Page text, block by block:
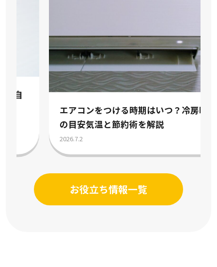
エアコンをつける時期はいつ？冷房暖房
の目安気温と節約術を解説
2026.7.2
お役立ち情報一覧